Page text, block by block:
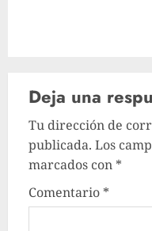
Deja una
Tu dirección de
publicada. Los
marcados con *
Comentario *